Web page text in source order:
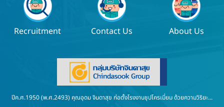
Recruitment Contact Us About Us
ปีค.ศ.1950 (พ.ศ.2493) คุณอุดม จินดาสุข ก่อตั้งโรงงานชุปโครเมี่ยม ด้วยความวิริยะ...